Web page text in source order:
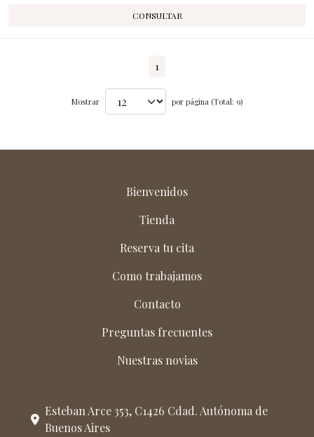
CONSULTAR
1
Mostrar por página (Total: 9)
Bienvenidos
Tienda
Reserva tu cita
Como trabajamos
Contacto
Preguntas frecuentes
Nuestras novias
Esteban Arce 353, C1426 Cdad. Autónoma de
Buenos Aires